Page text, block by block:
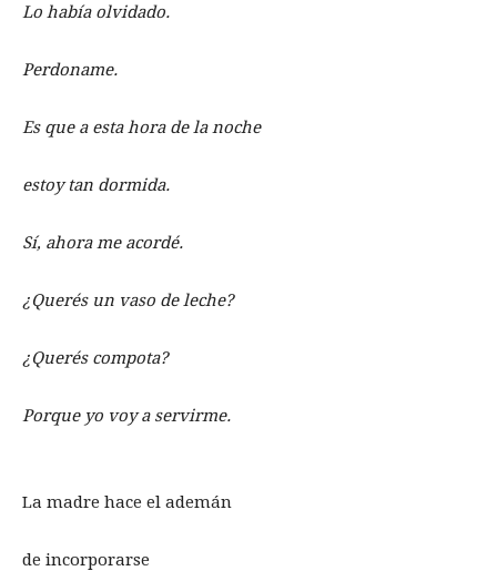
Lo había olvidado.
Perdoname.
Es que a esta hora de la noche
estoy tan dormida.
Sí, ahora me acordé.
¿Querés un vaso de leche?
¿Querés compota?
Porque yo voy a servirme.
La madre hace el ademán
de incorporarse